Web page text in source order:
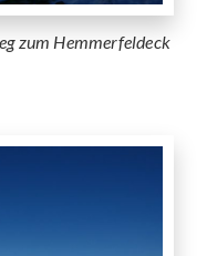
zum Hemmerfeldeck